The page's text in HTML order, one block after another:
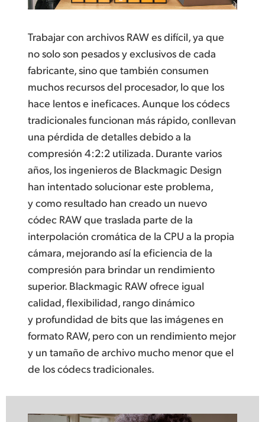
Trabajar con archivos RAW es difícil, ya que
no solo son pesados y exclusivos de cada
fabricante, sino que también consumen
muchos recursos del procesador, lo que los
hace lentos e ineficaces. Aunque los códecs
tradicionales funcionan más rápido, conllevan
una pérdida de detalles debido a la
compresión 4:2:2 utilizada. Durante varios
años, los ingenieros de Blackmagic Design
han intentado solucionar este problema,
y como resultado han creado un nuevo
códec RAW que traslada parte de la
interpolación cromática de la CPU a la propia
cámara, mejorando así la eficiencia de la
compresión para brindar un rendimiento
superior. Blackmagic RAW ofrece igual
calidad, flexibilidad, rango dinámico
y profundidad de bits que las imágenes en
formato RAW, pero con un rendimiento mejor
y un tamaño de archivo mucho menor que el
de los códecs tradicionales.